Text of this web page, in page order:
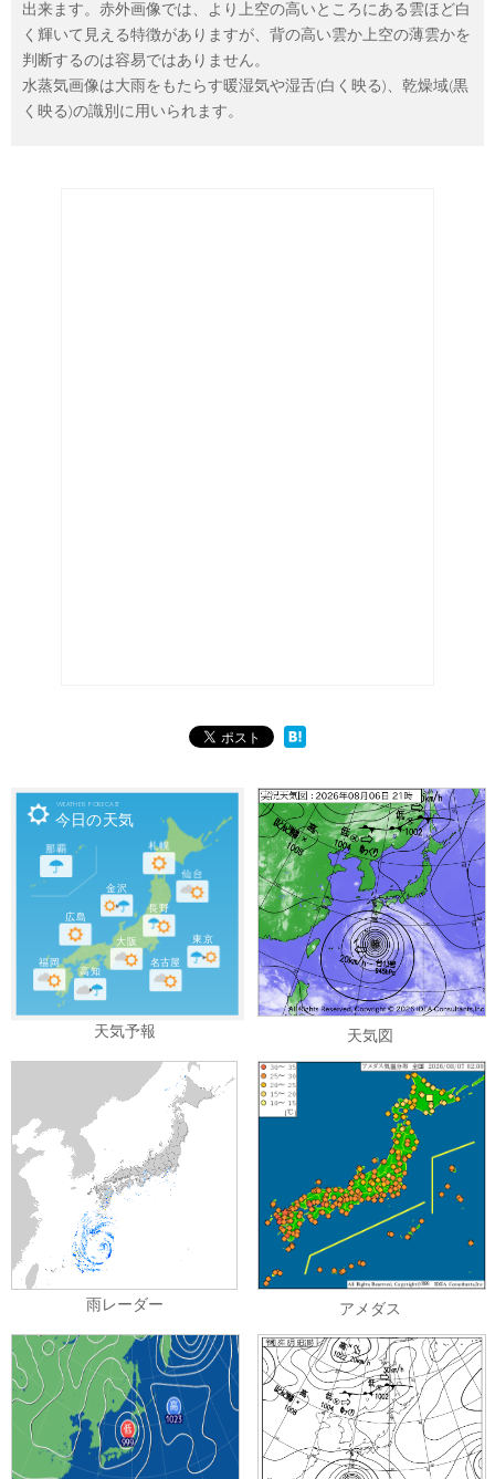
出来ます。赤外画像では、より上空の高いところにある雲ほど白
く輝いて見える特徴がありますが、背の高い雲か上空の薄雲かを
判断するのは容易ではありません。
水蒸気画像は大雨をもたらす暖湿気や湿舌(白く映る)、乾燥域(黒
く映る)の識別に用いられます。
 Weather Forecast
今日の天気
札幌
仙台
金沢
東京
長野
名古屋
大阪
広島
高知
福岡
那覇
天気予報 天気図
雨レーダー アメダス